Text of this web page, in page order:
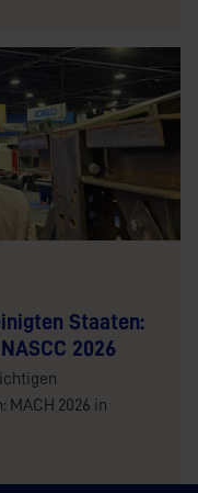
Staaten:
2026
MACH 2026 in